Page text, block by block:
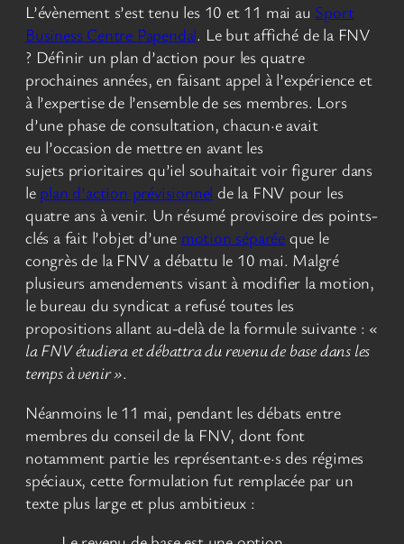
L’évènement s’est tenu les 10 et 11 mai au Sport
Business Centre Papendal. Le but affiché de la FNV
? Définir un plan d’action pour les quatre
prochaines années, en faisant appel à l’expérience et
à l’expertise de l’ensemble de ses membres. Lors
d’une phase de consultation, chacun·e avait
eu l’occasion de mettre en avant les
sujets prioritaires qu’iel souhaitait voir figurer dans
le plan d’action prévisionnel de la FNV pour les
quatre ans à venir. Un résumé provisoire des points-
clés a fait l’objet d’une motion séparée que le
congrès de la FNV a débattu le 10 mai. Malgré
plusieurs amendements visant à modifier la motion,
le bureau du syndicat a refusé toutes les
propositions allant au-delà de la formule suivante : «
la FNV étudiera et débattra du revenu de base dans les
temps à venir ».
Néanmoins le 11 mai, pendant les débats entre
membres du conseil de la FNV, dont font
notamment partie les représentant·e·s des régimes
spéciaux, cette formulation fut remplacée par un
texte plus large et plus ambitieux :